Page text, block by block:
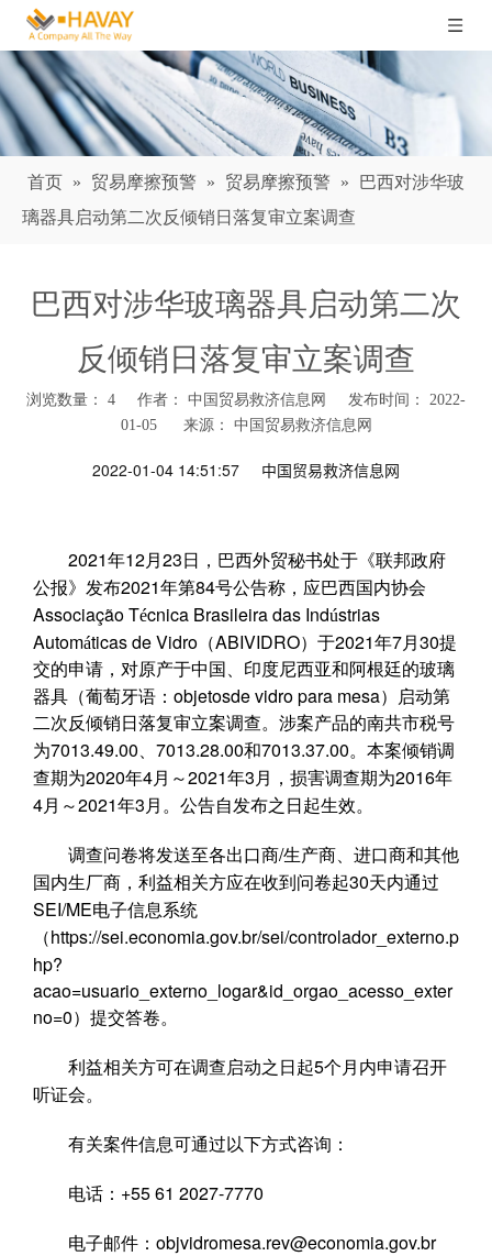
首页 » 贸易摩擦预警 » 贸易摩擦预警 »
巴西对涉华玻
璃器具启动第二次反倾销日落复审立案调查
巴西对涉华玻璃器具启动第二次
反倾销日落复审立案调查
浏览数量： 4 作者： 中国贸易救济信息网 发布时间： 2022-
01-05 来源： 中国贸易救济信息网
2022-01-04 14:51:57 中国贸易救济信息网
2021年12月 23 日，巴西外贸秘书处于《联邦政府
公报》发布2021年第84号公告称，应巴西国内协会
Associação Técnica Brasileira das Indústrias
Automáticas de Vidro （ABIVIDRO）于2021年7月 30提
交的申请，对原产于中国、印度尼西亚和阿根廷的玻璃
器具（葡萄牙语： objetosde vidro para mesa）启动第
二次反倾销日落复审立案调查。涉案产品的南共市税号
为7013.49.00 7013.28.00和7013.37.00。本案倾销调
查期为2020年4月～2021年3 月，损害调查期为2016年
4月～2021年3 月。公告自发布之日起生效。
调查问卷将发送至各出口商/生产商、进口商和其他
国内生厂商 ， 利益相关方应在收到问卷起30天内通过
SEI/ME电子信息系统
（https://sei.economia.gov.br/sei/controlador_externo.p
hp?
acao=usuario_externo_logar&id_orgao_acesso_exter
no=0） 提交答卷。
利益相关方可在调查启动之日起5个月内申请召开
听证会。
有关案件信息可通过以下方式咨询：
电话： +55 61 2027-7770
电子邮件： objvidromesa.rev@economia.gov.br